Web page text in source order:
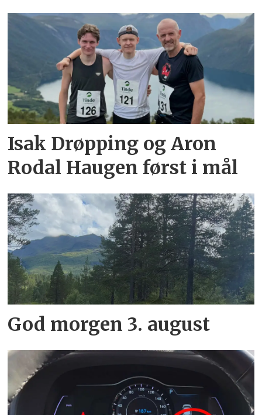
Isak Drøpping og Aron
Rodal Haugen først i mål
God morgen 3. august